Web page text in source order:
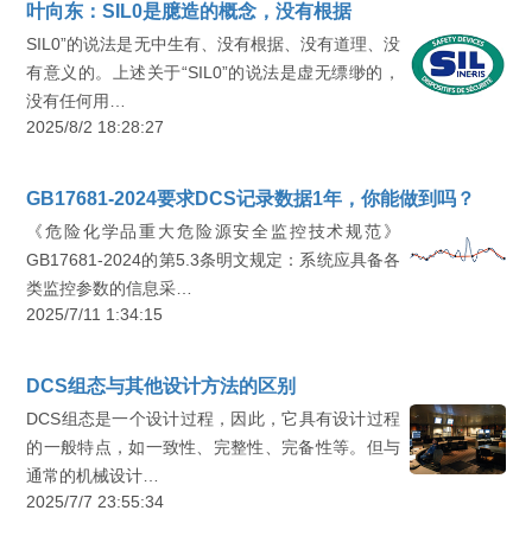
叶向东：SIL0是臆造的概念，没有根据
SIL0”的说法是无中生有、没有根据、没有道理、没
有意义的。上述关于“SIL0”的说法是虚无缥缈的，
没有任何用…
2025/8/2 18:28:27
GB17681-2024要求DCS记录数据1年，你能做到吗？
《危险化学品重大危险源安全监控技术规范》
GB17681-2024的第5.3条明文规定：系统应具备各
类监控参数的信息采…
2025/7/11 1:34:15
DCS组态与其他设计方法的区别
DCS组态是一个设计过程，因此，它具有设计过程
的一般特点，如一致性、完整性、完备性等。但与
通常的机械设计…
2025/7/7 23:55:34